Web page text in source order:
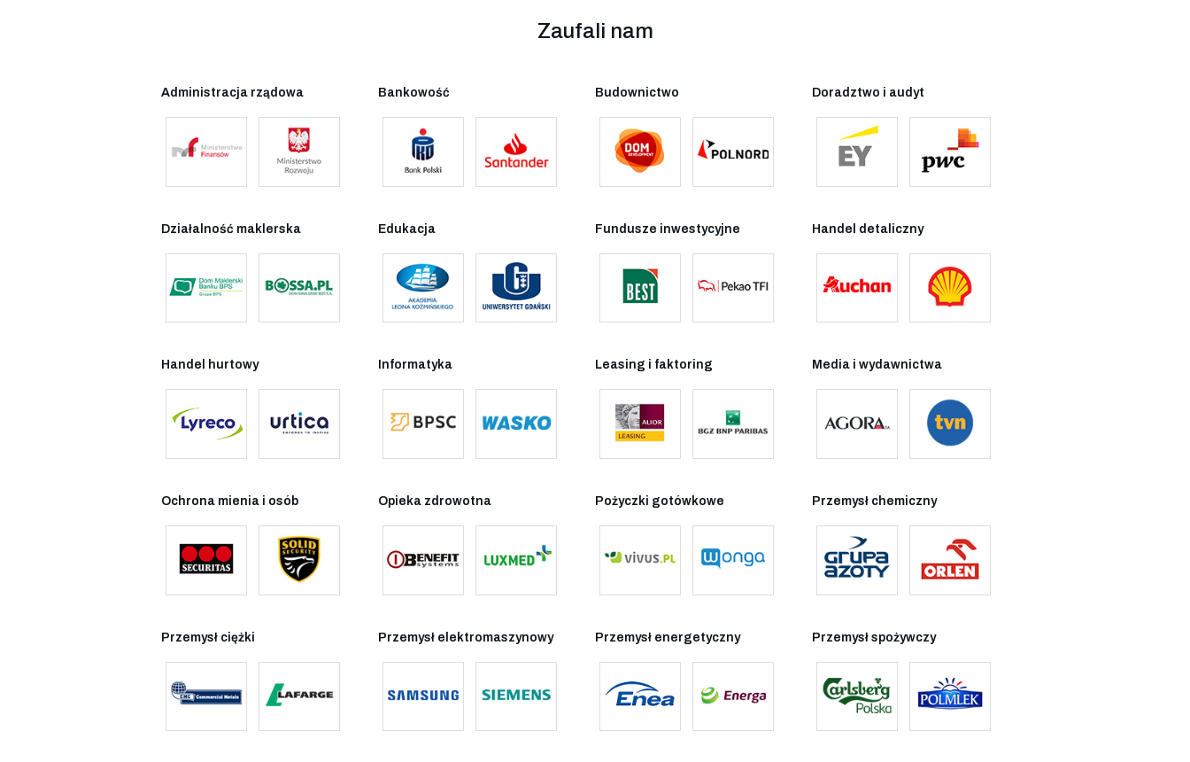
Zaufali nam
Administracja rządowa Bankowość Budownictwo Doradztwo i audyt
Działalność maklerska Edukacja Fundusze inwestycyjne Handel detaliczny
Handel hurtowy Informatyka Leasing i faktoring Media i wydawnictwa
Ochrona mienia i osób Opieka zdrowotna Pożyczki gotówkowe Przemysł chemiczny
Przemysł ciężki Przemysł elektromaszynowy Przemysł energetyczny Przemysł spożywczy